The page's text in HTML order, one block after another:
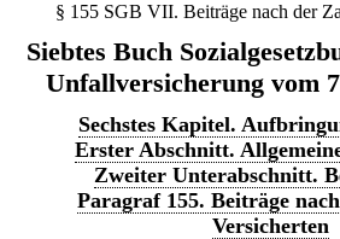
§ 155 SGB VII. Beiträge nach der
Siebtes Buch
Unfallversicherung vom
Sechstes Kapitel.
Erster Abschnitt.
Zweiter Unterabschnitt.
Paragraf 155. Beiträge
Versicherten